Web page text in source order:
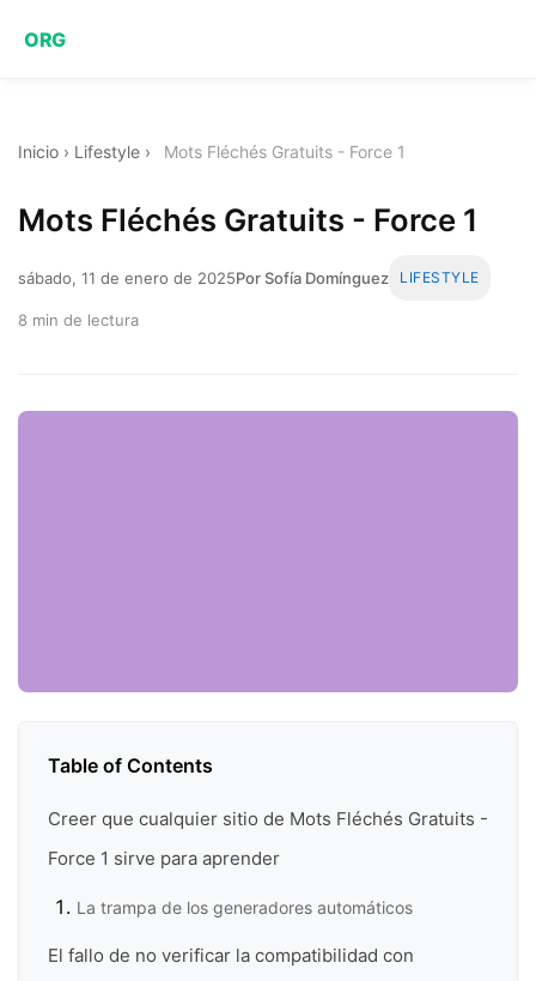
ORG
Inicio › Lifestyle › Mots Fléchés Gratuits - Force 1
Mots Fléchés Gratuits - Force 1
sábado, 11 de enero de 2025Por Sofía Domínguez LIFESTYLE
8 min de lectura
Table of Contents
Creer que cualquier sitio de Mots Fléchés Gratuits -
Force 1 sirve para aprender
La trampa de los generadores automáticos
El fallo de no verificar la compatibilidad con